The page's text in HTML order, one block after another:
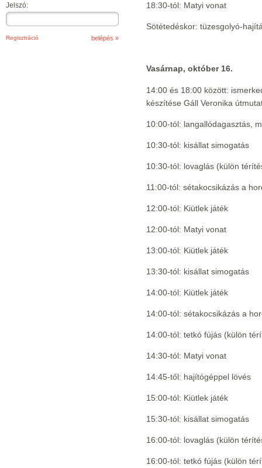
Jelszó:
Regisztráció
18:30-tól: Matyi vonat
Sötétedéskor: tüzesgolyó-
Vasárnap, október 16.
14:00 és 18:00 között:
készítése Gáll Veronika
10:00-tól: langallódagasztás,
10:30-tól: kisállat simogatás
10:30-tól: lovaglás (külön
11:00-tól: sétakocsikázás a
12:00-tól: Kiütlek játék
12:00-tól: Matyi vonat
13:00-tól: Kiütlek játék
13:30-tól: kisállat simogatás
14:00-tól: Kiütlek játék
14:00-tól: sétakocsikázás a
14:00-tól: tetkó fújás (külön
14:30-tól: Matyi vonat
14:45-től: hajítógéppel lövés
15:00-tól: Kiütlek játék
15:30-tól: kisállat simogatás
16:00-tól: lovaglás (külön
16:00-tól: tetkó fújás (külön